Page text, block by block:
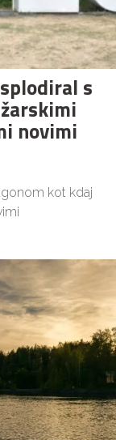
s
novimi
kot kdaj